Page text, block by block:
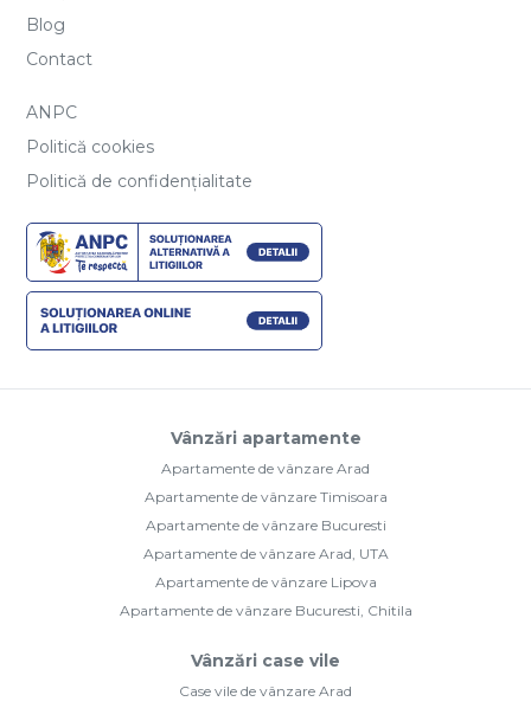
Blog
Contact
ANPC
Politică cookies
Politică de confidențialitate
Vânzări apartamente
Apartamente de vânzare Arad
Apartamente de vânzare Timisoara
Apartamente de vânzare Bucuresti
Apartamente de vânzare Arad, UTA
Apartamente de vânzare Lipova
Apartamente de vânzare Bucuresti, Chitila
Vânzări case vile
Case vile de vânzare Arad